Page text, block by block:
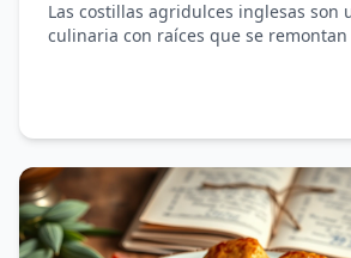
Las costillas agridulces inglesas son
culinaria con raíces que se